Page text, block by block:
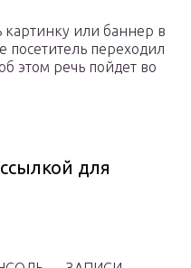
картинку или баннер в
посетитель переходил
этом речь пойдет во
для